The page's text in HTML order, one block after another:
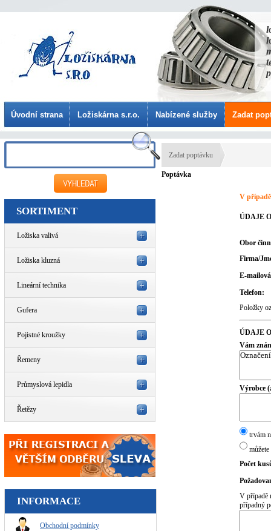
Úvodní strana Ložiskárna s.r.o. Nabízené služby Zadat
SORTIMENT
Ložiska valivá
Ložiska kluzná
Lineární technika
Gufera
Pojistné kroužky
Řemeny
Průmyslová lepidla
Řetězy
INFORMACE
Obchodní podmínky
Zadat poptávku
Poptávka
V
ÚDAJE
Obor
Firma/
E-
Telefon:
Položky
ÚDAJE
Vám
Výrobce
trvám
Počet
V případě
případný